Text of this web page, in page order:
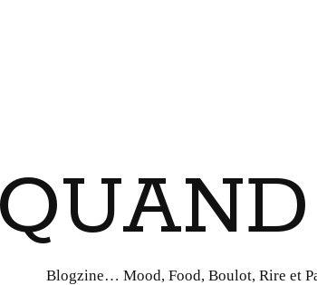
Blogzine… Mood, Food, Boulot, Rire et